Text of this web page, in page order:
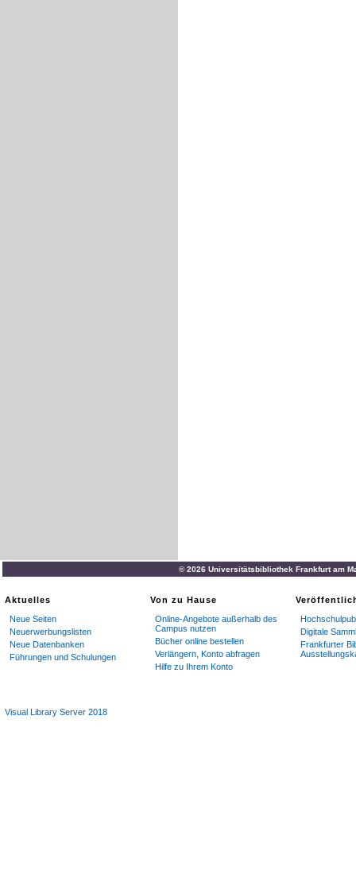
© 2026 Universitätsbibliothek Frankfurt am
Aktuelles
Neue Seiten
Neuerwerbungslisten
Neue Datenbanken
Führungen und Schulungen
Von zu Hause
Online-Angebote außerhalb des
Campus nutzen
Bücher online bestellen
Verlängern, Konto abfragen
Hilfe zu Ihrem Konto
Digitale
Frankfurter
Visual Library Server 2018